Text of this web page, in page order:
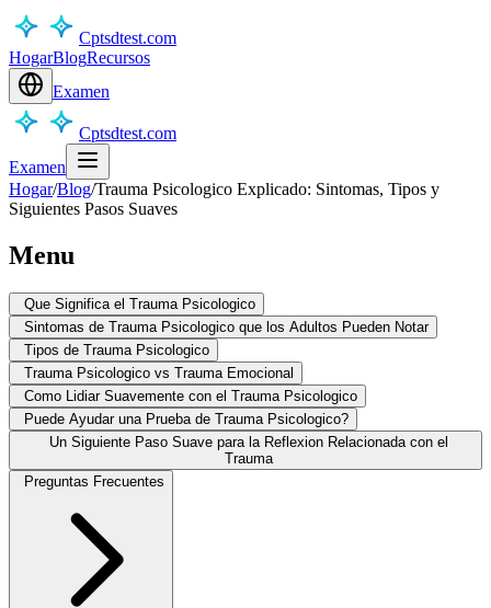
Cptsdtest.com
HogarBlogRecursos
Examen
Cptsdtest.com
Examen
Hogar/Blog/Trauma Psicologico Explicado: Sintomas, Tipos y
Siguientes Pasos Suaves
Menu
Que Significa el Trauma Psicologico
Sintomas de Trauma Psicologico que los Adultos Pueden Notar
Tipos de Trauma Psicologico
Trauma Psicologico vs Trauma Emocional
Como Lidiar Suavemente con el Trauma Psicologico
Puede Ayudar una Prueba de Trauma Psicologico?
Un Siguiente Paso Suave para la Reflexion Relacionada con el
Trauma
Preguntas Frecuentes